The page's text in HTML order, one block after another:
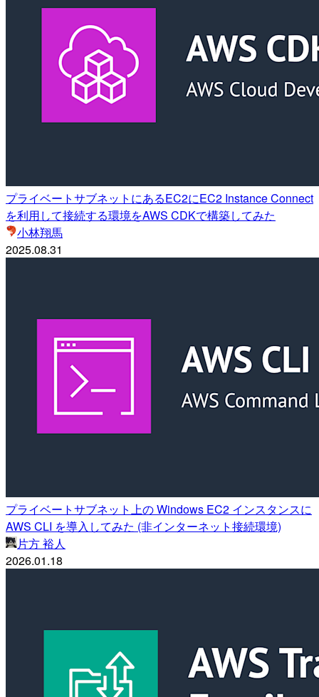
プライベートサブネットにあるEC2にEC2 Instance Connect
を利用して接続する環境をAWS CDKで構築してみた
小林翔馬
2025.08.31
プライベートサブネット上の Windows EC2 インスタンスに
AWS CLI を導入してみた (非インターネット接続環境)
片方 裕人
2026.01.18